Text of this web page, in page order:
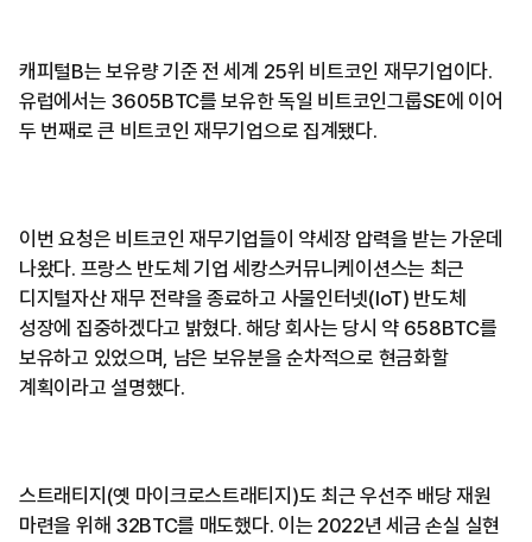
캐피털B는 보유량 기준 전 세계 25위 비트코인 재무기업이다.
유럽에서는 3605BTC를 보유한 독일 비트코인그룹SE에 이어
두 번째로 큰 비트코인 재무기업으로 집계됐다.
이번 요청은 비트코인 재무기업들이 약세장 압력을 받는 가운데
나왔다. 프랑스 반도체 기업 세캉스커뮤니케이션스는 최근
디지털자산 재무 전략을 종료하고 사물인터넷(IoT) 반도체
성장에 집중하겠다고 밝혔다. 해당 회사는 당시 약 658BTC를
보유하고 있었으며, 남은 보유분을 순차적으로 현금화할
계획이라고 설명했다.
스트래티지(옛 마이크로스트래티지)도 최근 우선주 배당 재원
마련을 위해 32BTC를 매도했다. 이는 2022년 세금 손실 실현